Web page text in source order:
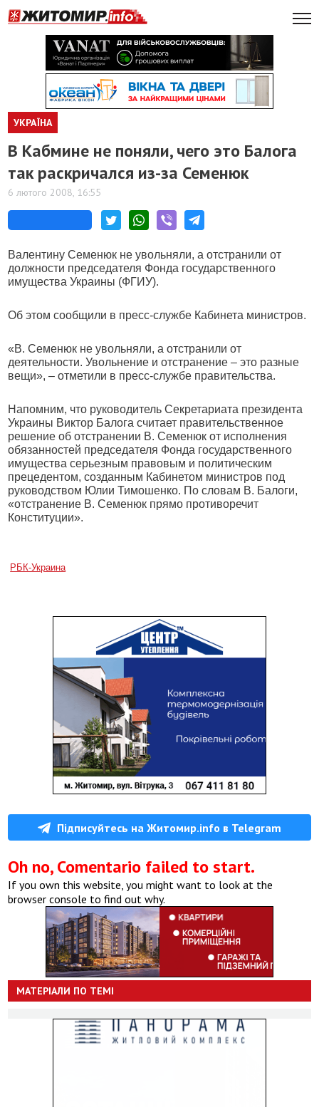
УКРАЇНА
В Кабмине не поняли, чего это Балога
так раскричался из-за Семенюк
6 лютого 2008, 16:55
Валентину Семенюк не увольняли, а отстранили от
должности председателя Фонда государственного
имущества Украины (ФГИУ).
Об этом сообщили в пресс-службе Кабинета министров.
«В. Семенюк не увольняли, а отстранили от
деятельности. Увольнение и отстранение – это разные
вещи», – отметили в пресс-службе правительства.
Напомним, что руководитель Секретариата президента
Украины Виктор Балога считает правительственное
решение об отстранении В. Семенюк от исполнения
обязанностей председателя Фонда государственного
имущества серьезным правовым и политическим
прецедентом, созданным Кабинетом министров под
руководством Юлии Тимошенко. По словам В. Балоги,
«отстранение В. Семенюк прямо противоречит
Конституции».
РБК-Украина
Підписуйтесь на Житомир.info в Telegram
Oh no, Comentario failed to start.
If you own this website, you might want to look at the
browser console to find out why.
МАТЕРІАЛИ ПО ТЕМІ